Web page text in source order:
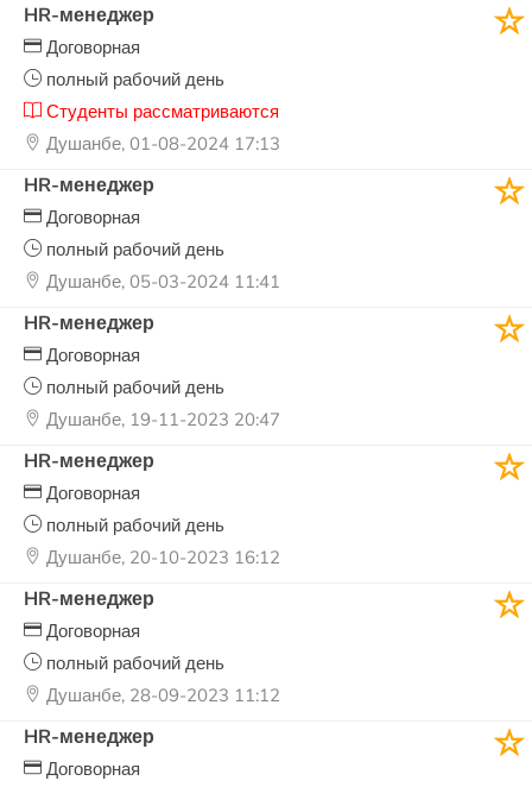
HR-менеджер
Договорная
полный рабочий день
Студенты рассматриваются
Душанбе, 01-08-2024 17:13
HR-менеджер
Договорная
полный рабочий день
Душанбе, 05-03-2024 11:41
HR-менеджер
Договорная
полный рабочий день
Душанбе, 19-11-2023 20:47
HR-менеджер
Договорная
полный рабочий день
Душанбе, 20-10-2023 16:12
HR-менеджер
Договорная
полный рабочий день
Душанбе, 28-09-2023 11:12
HR-менеджер
Договорная